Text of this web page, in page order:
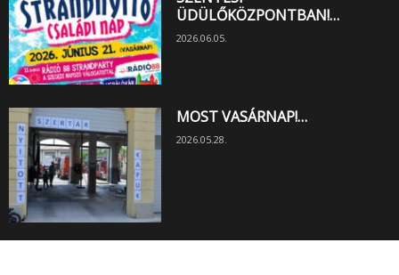
ÜDÜLŐKÖZPONTBAN!…
2026.06.05.
MOST VASÁRNAP!…
2026.05.28.